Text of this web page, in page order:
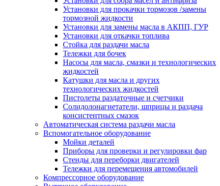
Установки для прокачки тормозов /замены
тормозной жидкости
Установки для замены масла в АКПП, ГУР
Установки для откачки топлива
Стойка для раздачи масла
Тележки для бочек
Насосы для масла, смазки и технологических
жидкостей
Катушки для масла и других
технологических жидкостей
Пистолеты раздаточные и счетчики
Солидолонагнетатели, шприцы и раздача
консистентных смазок
Автоматическая система раздачи масла
Вспомогательное оборудование
Мойки деталей
Приборы для проверки и регулировки фар
Стенды для переборки двигателей
Тележки для перемещения автомобилей
Компрессорное оборудование